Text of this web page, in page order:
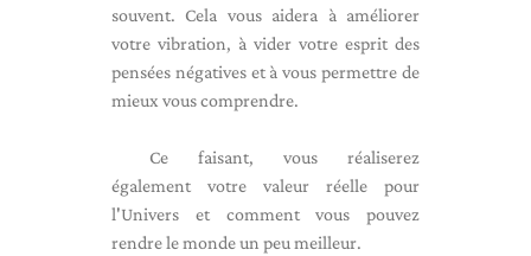
souvent. Cela vous aidera à améliorer
votre vibration, à vider votre esprit des
pensées négatives et à vous permettre de
mieux vous comprendre.
Ce faisant, vous réaliserez
également votre valeur réelle pour
l'Univers et comment vous pouvez
rendre le monde un peu meilleur.